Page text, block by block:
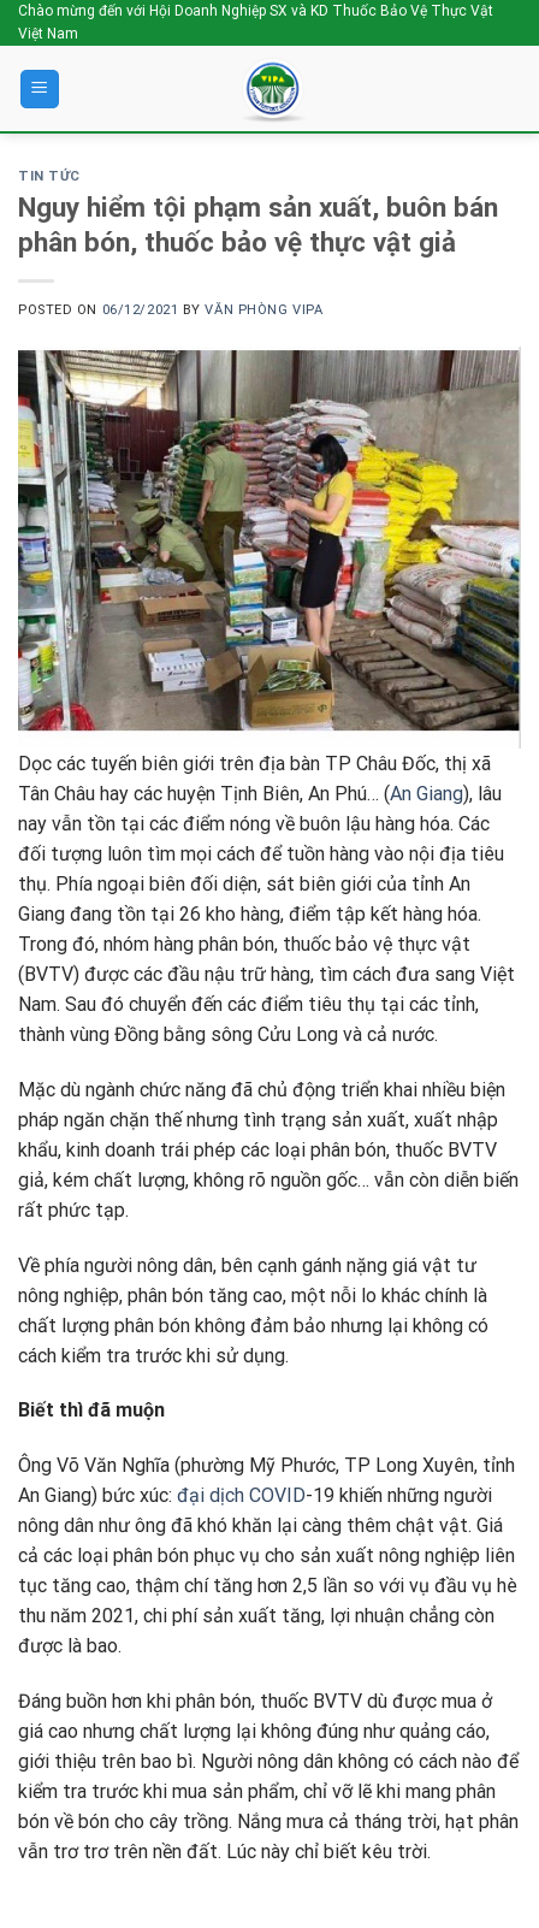
Skip
to
content
Chào mừng đến với Hội Doanh Nghiệp SX và KD Thuốc Bảo Vệ Thực Vật
Việt Nam
TIN TỨC
Nguy hiểm tội phạm sản xuất, buôn bán
phân bón, thuốc bảo vệ thực vật giả
POSTED ON 06/12/2021 BYVĂN PHÒNG VIPA
Dọc các tuyến biên giới trên địa bàn TP Châu Đốc, thị xã
Tân Châu hay các huyện Tịnh Biên, An Phú… (An Giang), lâu
nay vẫn tồn tại các điểm nóng về buôn lậu hàng hóa. Các
đối tượng luôn tìm mọi cách để tuồn hàng vào nội địa tiêu
thụ. Phía ngoại biên đối diện, sát biên giới của tỉnh An
Giang đang tồn tại 26 kho hàng, điểm tập kết hàng hóa.
Trong đó, nhóm hàng phân bón, thuốc bảo vệ thực vật
(BVTV) được các đầu nậu trữ hàng, tìm cách đưa sang Việt
Nam. Sau đó chuyển đến các điểm tiêu thụ tại các tỉnh,
thành vùng Đồng bằng sông Cửu Long và cả nước.
Mặc dù ngành chức năng đã chủ động triển khai nhiều biện
pháp ngăn chặn thế nhưng tình trạng sản xuất, xuất nhập
khẩu, kinh doanh trái phép các loại phân bón, thuốc BVTV
giả, kém chất lượng, không rõ nguồn gốc… vẫn còn diễn biến
rất phức tạp.
Về phía người nông dân, bên cạnh gánh nặng giá vật tư
nông nghiệp, phân bón tăng cao, một nỗi lo khác chính là
chất lượng phân bón không đảm bảo nhưng lại không có
cách kiểm tra trước khi sử dụng.
Biết thì đã muộn
Ông Võ Văn Nghĩa (phường Mỹ Phước, TP Long Xuyên, tỉnh
An Giang) bức xúc: đại dịch COVID-19 khiến những người
nông dân như ông đã khó khăn lại càng thêm chật vật. Giá
cả các loại phân bón phục vụ cho sản xuất nông nghiệp liên
tục tăng cao, thậm chí tăng hơn 2,5 lần so với vụ đầu vụ hè
thu năm 2021, chi phí sản xuất tăng, lợi nhuận chẳng còn
được là bao.
Đáng buồn hơn khi phân bón, thuốc BVTV dù được mua ở
giá cao nhưng chất lượng lại không đúng như quảng cáo,
giới thiệu trên bao bì. Người nông dân không có cách nào để
kiểm tra trước khi mua sản phẩm, chỉ vỡ lẽ khi mang phân
bón về bón cho cây trồng. Nắng mưa cả tháng trời, hạt phân
vẫn trơ trơ trên nền đất. Lúc này chỉ biết kêu trời.